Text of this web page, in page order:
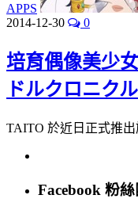
APPS
2014-12-30
0
培育偶像美少
ドルクロニク
TAITO 於近日正式推
Facebook 粉絲